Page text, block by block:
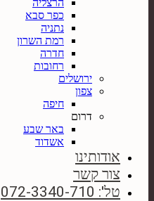
הרצליה
כפר סבא
נתניה
רמת השרון
חדרה
רחובות
ירושלים
צפון
חיפה
דרום
באר שבע
אשדוד
אודותינו
צור קשר
טל': 072-3340-710